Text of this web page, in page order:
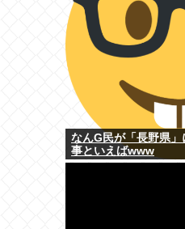
なんG民が「長野県
事といえばwww